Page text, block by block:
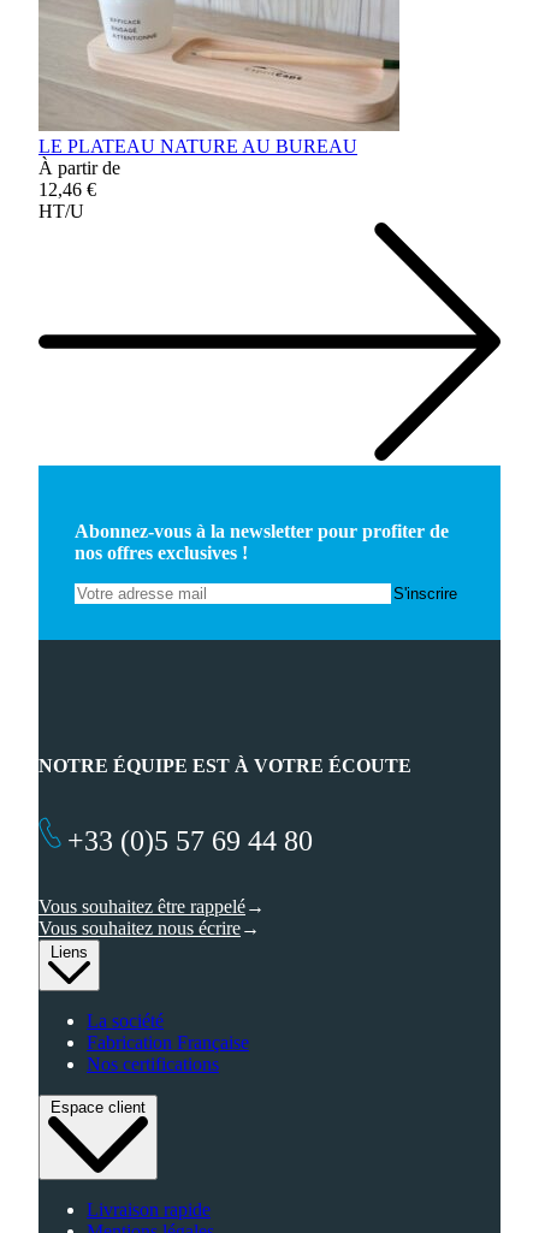
LE PLATEAU NATURE AU BUREAU
À partir de
12,46 €
HT/U
Abonnez-vous à la newsletter pour profiter de
nos offres exclusives !
Liens
La société
Fabrication Française
Nos certifications
Espace client
Livraison rapide
NOTRE ÉQUIPE EST À VOTRE ÉCOUTE
+33 (0)5 57 69 44 80
Vous souhaitez être rappelé
Vous souhaitez nous écrire